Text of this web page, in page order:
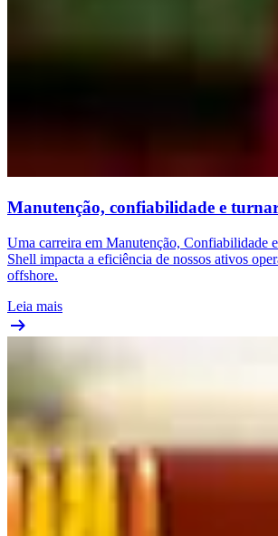
Manutenção, confiabilidade e
Uma carreira em Manutenção, Confiabilidade
Shell impacta a eficiência de nossos ativos
offshore.
Leia mais